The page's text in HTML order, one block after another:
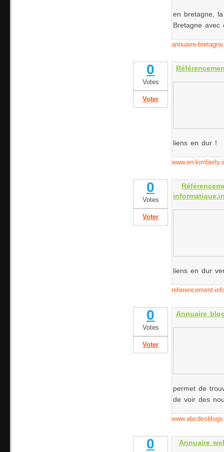
en bretagne,
Bretagne avec
annuaire-
0
Votes
Voter
liens en dur !
www.en-
0
Votes
Voter
liens en dur
referencement-
0
Votes
Voter
Annuaire
permet de
de voir des
0 Annuaire